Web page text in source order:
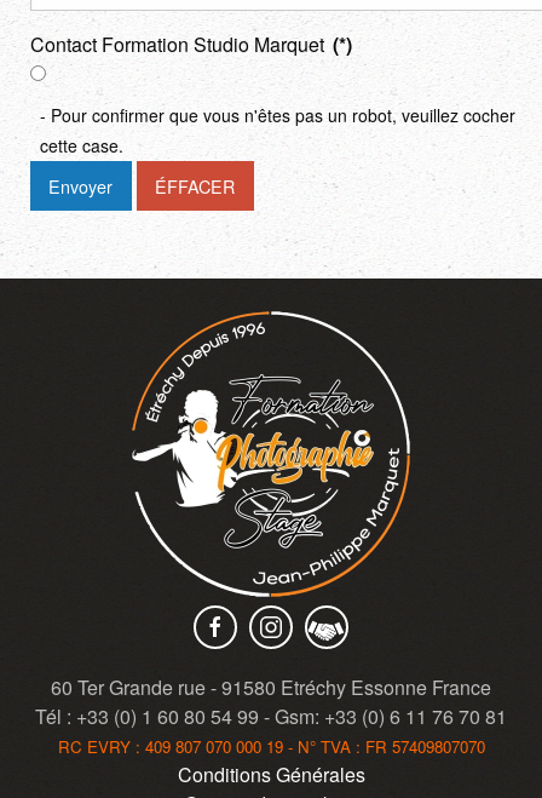
Contact Formation Studio Marquet (*)
- Pour confirmer que vous n'êtes pas un robot, veuillez cocher
cette case.
Envoyer ÉFFACER
60 Ter Grande rue - 91580 Etréchy Essonne France
Tél : +33 (0) 1 60 80 54 99 - Gsm: +33 (0) 6 11 76 70 81
RC EVRY : 409 807 070 000 19 - N° TVA : FR 57409807070
Conditions Générales